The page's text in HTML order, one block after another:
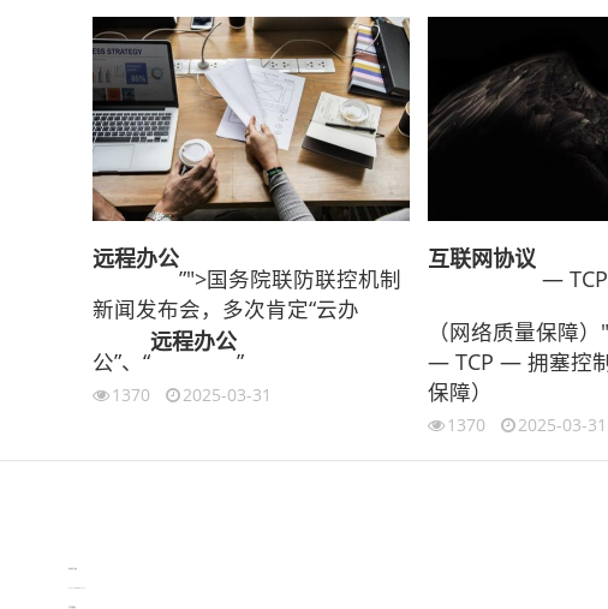
远程办公
”">国务院联防联控机制
新闻发布会，多次肯定“云办
公”、“
远程办公
”
1370 2025-03-31
互联网协议
—
（网络质量保障）
— TCP — 拥塞控
保障）
1370 2025-03-31